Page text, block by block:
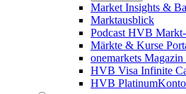
Market Insights &
Marktausblick
Podcast HVB
Märkte & Kurse
onemarkets
HVB Visa Infinite
HVB PlatinumKonto